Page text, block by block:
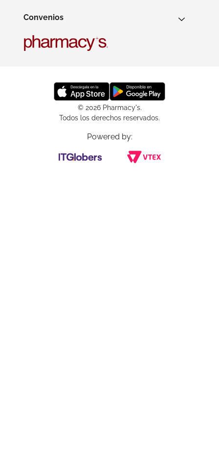
Convenios
© 2026 Pharmacy's.
Todos los derechos reservados.
Powered by: